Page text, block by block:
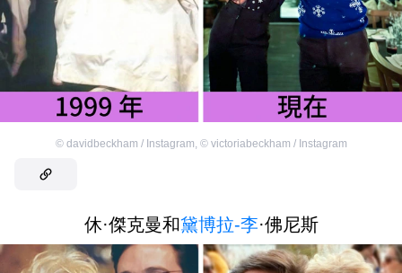
© davidbeckham / Instagram, © victoriabeckham / Instagram
休·傑克曼和黛博拉-李·佛尼斯